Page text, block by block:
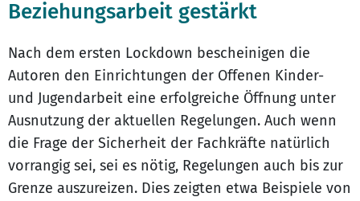
Beziehungsarbeit gestärkt
Nach dem ersten Lockdown bescheinigen die
Autoren den Einrichtungen der Offenen Kinder-
und Jugendarbeit eine erfolgreiche Öffnung unter
Ausnutzung der aktuellen Regelungen. Auch wenn
die Frage der Sicherheit der Fachkräfte natürlich
vorrangig sei, sei es nötig, Regelungen auch bis zur
Grenze auszureizen. Dies zeigten etwa Beispiele von